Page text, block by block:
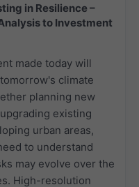
in Resilience –
to Investment
made today will
climate
planning new
existing
urban areas,
to understand
may evolve over the
High-resolution